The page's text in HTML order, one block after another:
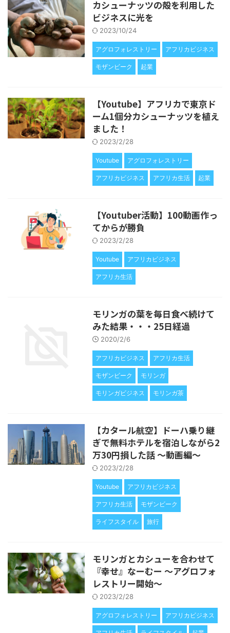
カシューナッツの殻を利用した
ビジネスに光を
2023/10/24
アグロフォレストリー アフリカビジネス
モザンビーク 起業
【Youtube】アフリカで東京ド
ーム1個分カシューナッツを植え
ました！
2023/2/28
Youtube アグロフォレストリー
アフリカビジネス アフリカ生活 起業
【Youtuber活動】100動画作っ
てからが勝負
2023/2/28
Youtube アフリカビジネス
アフリカ生活
モリンガの葉を毎日食べ続けて
みた結果・・・25日経過
2020/2/6
アフリカビジネス アフリカ生活
モザンビーク モリンガ
モリンガビジネス モリンガ茶
【カタール航空】ドーハ乗り継
ぎで無料ホテルを宿泊しながら2
万30円損した話 〜動画編〜
2023/2/28
Youtube アフリカビジネス
アフリカ生活 モザンビーク
ライフスタイル 旅行
モリンガとカシューを合わせて
『幸せ』なーむー 〜アグロフォ
レストリー開始〜
2023/2/28
アグロフォレストリー アフリカビジネス